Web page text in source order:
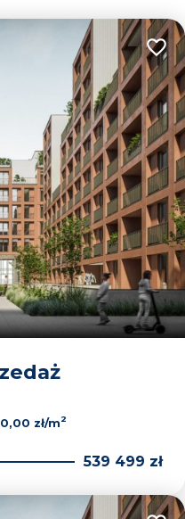
© OpenStreetMap contributors
zł/m2
539 499 zł